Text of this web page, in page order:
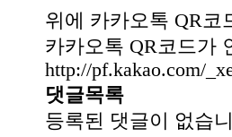
위에 카카오톡 QR코
카카오톡 QR코드가
http://pf.kakao.com/
댓글목록
등록된 댓글이 없습